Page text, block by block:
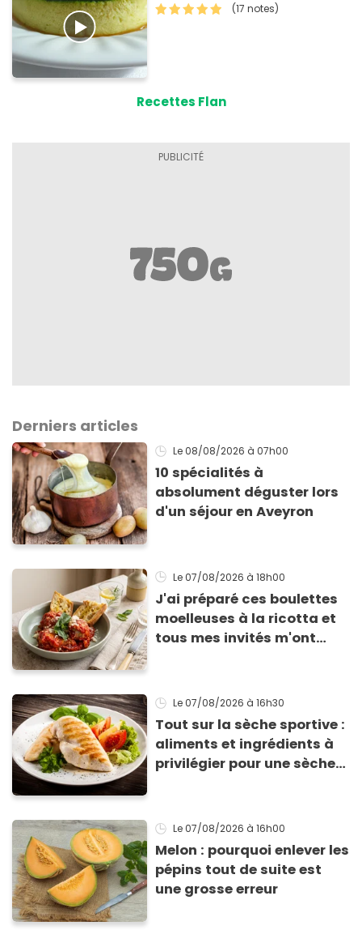
(17 notes)
Recettes Flan
Derniers articles
Le 08/08/2026 à 07h00
10 spécialités à
absolument déguster lors
d'un séjour en Aveyron
Le 07/08/2026 à 18h00
J'ai préparé ces boulettes
moelleuses à la ricotta et
tous mes invités m'ont
Le 07/08/2026 à 16h30
Tout sur la sèche sportive :
aliments et ingrédients à
privilégier pour une sèche
Le 07/08/2026 à 16h00
Melon : pourquoi enlever les
pépins tout de suite est
une grosse erreur